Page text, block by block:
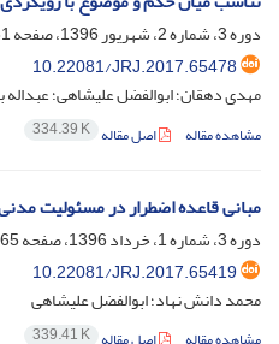
دوره 3، شماره 2، شهریور 1396، صفحه
10.22081/JRJ.2017.65478
مهدی دهقان؛ ابوالفضل علیشاهی؛
مشاهده مقاله اصل مقاله 334.39 K
مبانی قاعده اضطرار در مسئولیت
دوره 3، شماره 1، خرداد 1396، صفحه
65-97
10.22081/JRJ.2017.65419
محمد دانش نهاد؛ ابوالفضل علیشاهی
339.41 K